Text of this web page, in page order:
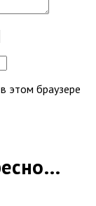
этом браузере